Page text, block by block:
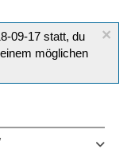
×
09-17 statt, du
möglichen